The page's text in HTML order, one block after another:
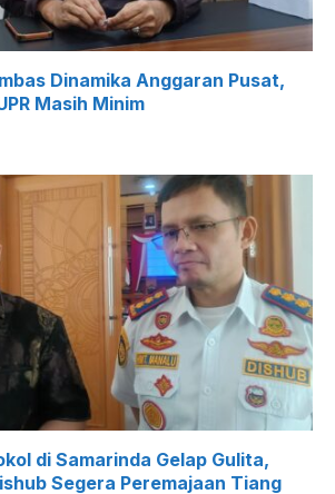
Dinamika Anggaran Pusat,
Masih Minim
di Samarinda Gelap Gulita,
Segera Peremajaan Tiang